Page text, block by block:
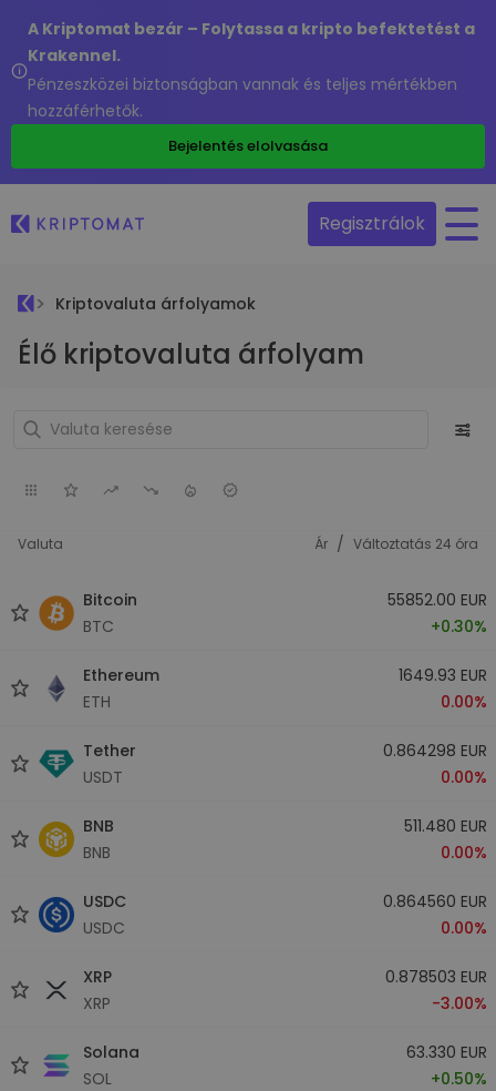
A Kriptomat bezár – Folytassa a kripto befektetést a
Krakennel.
Pénzeszközei biztonságban vannak és teljes mértékben
hozzáférhetők.
Bejelentés elolvasása
Regisztrálok
Kriptovaluta árfolyamok
Élő kriptovaluta árfolyam
Valuta Ár / Változtatás 24 óra
Bitcoin
BTC
55852.00 EUR
+0.30%
Ethereum
ETH
1649.93 EUR
0.00%
Tether
USDT
0.864298 EUR
0.00%
BNB
BNB
511.480 EUR
0.00%
USDC
USDC
0.864560 EUR
0.00%
XRP
XRP
0.878503 EUR
-3.00%
Solana
SOL
63.330 EUR
+0.50%